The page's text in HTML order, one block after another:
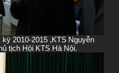
2010-2015 ,KTS Nguyễn
tịch Hội KTS Hà Nội.